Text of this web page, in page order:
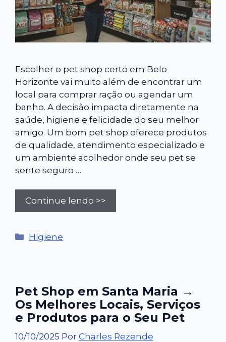
Escolher o pet shop certo em Belo
Horizonte vai muito além de encontrar um
local para comprar ração ou agendar um
banho. A decisão impacta diretamente na
saúde, higiene e felicidade do seu melhor
amigo. Um bom pet shop oferece produtos
de qualidade, atendimento especializado e
um ambiente acolhedor onde seu pet se
sente seguro …
Continue lendo >>
Categorias
Higiene
Pet Shop em Santa Maria →
Os Melhores Locais, Serviços
e Produtos para o Seu Pet
10/10/2025 Por Charles Rezende